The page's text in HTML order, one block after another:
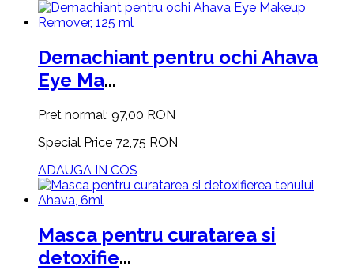
Demachiant pentru ochi Ahava
Eye Ma...
Pret normal: 97,00 RON
Special Price 72,75 RON
ADAUGA IN COS
Masca pentru curatarea si
detoxifie...